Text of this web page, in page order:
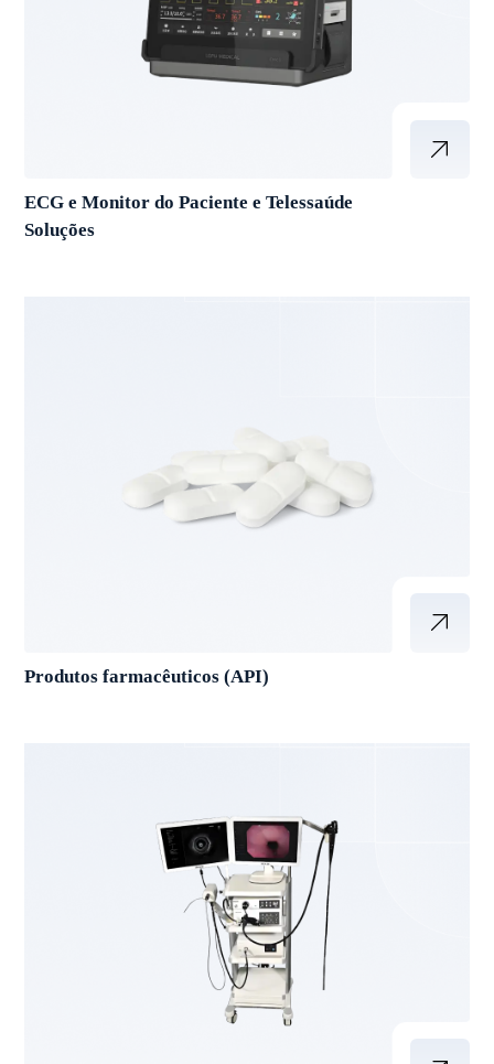
ECG e Monitor do Paciente e Telessaúde
Soluções
Produtos farmacêuticos (API)